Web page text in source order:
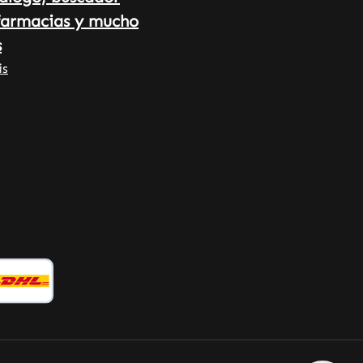
Fabricado en Alemania • 100 %
los nutrientes. Para más
información, recomendamos
consultar literatura especializada
y mucho